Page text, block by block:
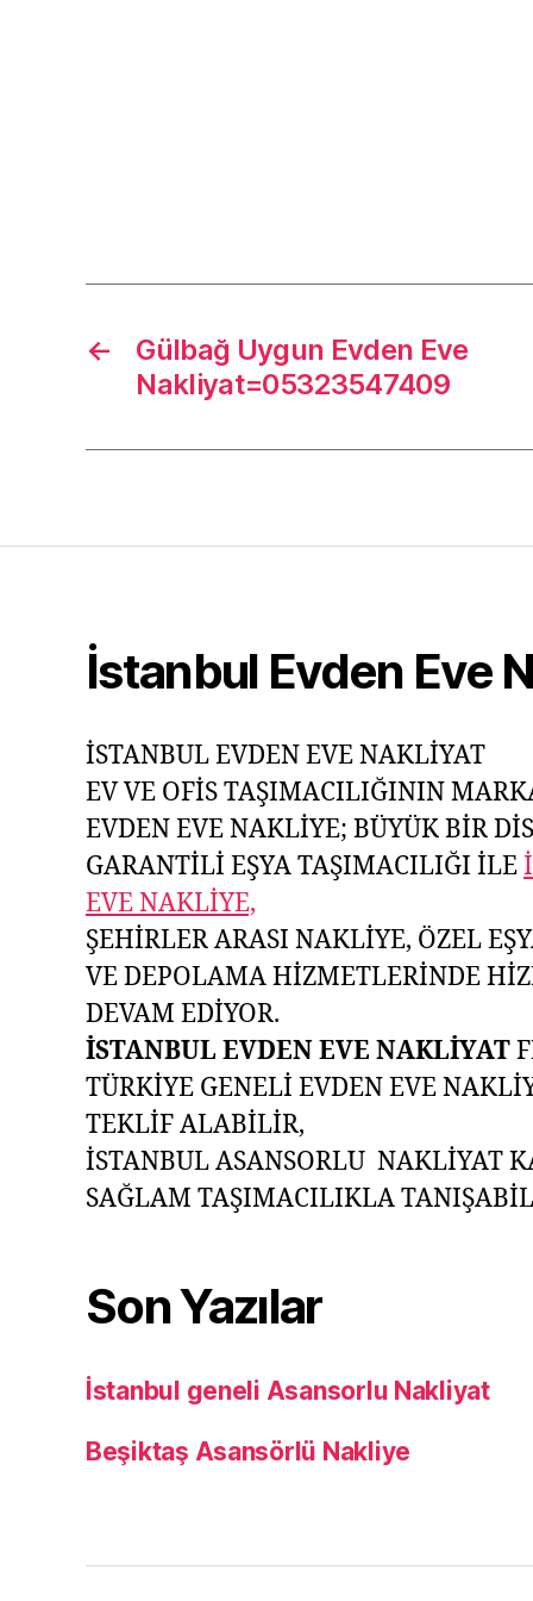
←
Gülbağ Uygun Evden Eve
Nakliyat=05323547409
İstanbul Evden Eve
İSTANBUL EVDEN EVE NAKLİYAT
EV VE OFİS TAŞIMACILIĞININ
EVDEN EVE NAKLİYE; BÜYÜK BİR
GARANTİLİ EŞYA TAŞIMACILIĞI İLE
EVE NAKLİYE,
ŞEHİRLER ARASI NAKLİYE, ÖZEL
VE DEPOLAMA HİZMETLERİNDE
DEVAM EDİYOR.
İSTANBUL EVDEN EVE NAKLİYAT
TÜRKİYE GENELİ EVDEN EVE
TEKLİF ALABİLİR,
İSTANBUL ASANSORLU NAKLİYAT
SAĞLAM TAŞIMACILIKLA
Son Yazılar
İstanbul geneli Asansorlu Nakliyat
Beşiktaş Asansörlü Nakliye